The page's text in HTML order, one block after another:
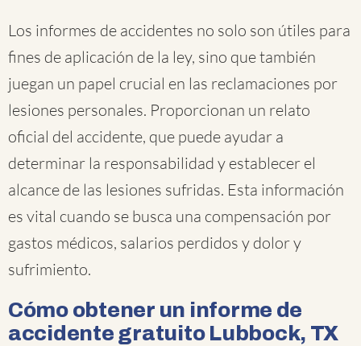
Los informes de accidentes no solo son útiles para
fines de aplicación de la ley, sino que también
juegan un papel crucial en las reclamaciones por
lesiones personales. Proporcionan un relato
oficial del accidente, que puede ayudar a
determinar la responsabilidad y establecer el
alcance de las lesiones sufridas. Esta información
es vital cuando se busca una compensación por
gastos médicos, salarios perdidos y dolor y
sufrimiento.
Cómo obtener un informe de
accidente gratuito Lubbock, TX